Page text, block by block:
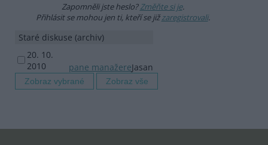
Zapomněli jste heslo?Změňte si je.
Přihlásit se mohou jen ti, kteří se jižzaregistrovali.
Staré diskuse (archiv)
20. 10.
2010
pane manažereJasan